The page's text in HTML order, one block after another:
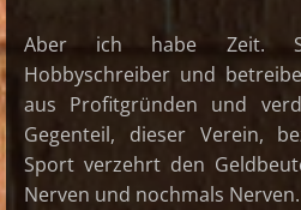
Aber ich habe Zeit.
Hobbyschreiber und
aus Profitgründen und
Gegenteil, dieser Verein,
Sport verzehrt den
Nerven und nochmals Nerven.